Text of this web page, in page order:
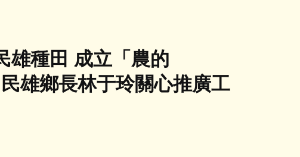
雄種田 成立「農的
雄鄉長林于玲關心推廣工